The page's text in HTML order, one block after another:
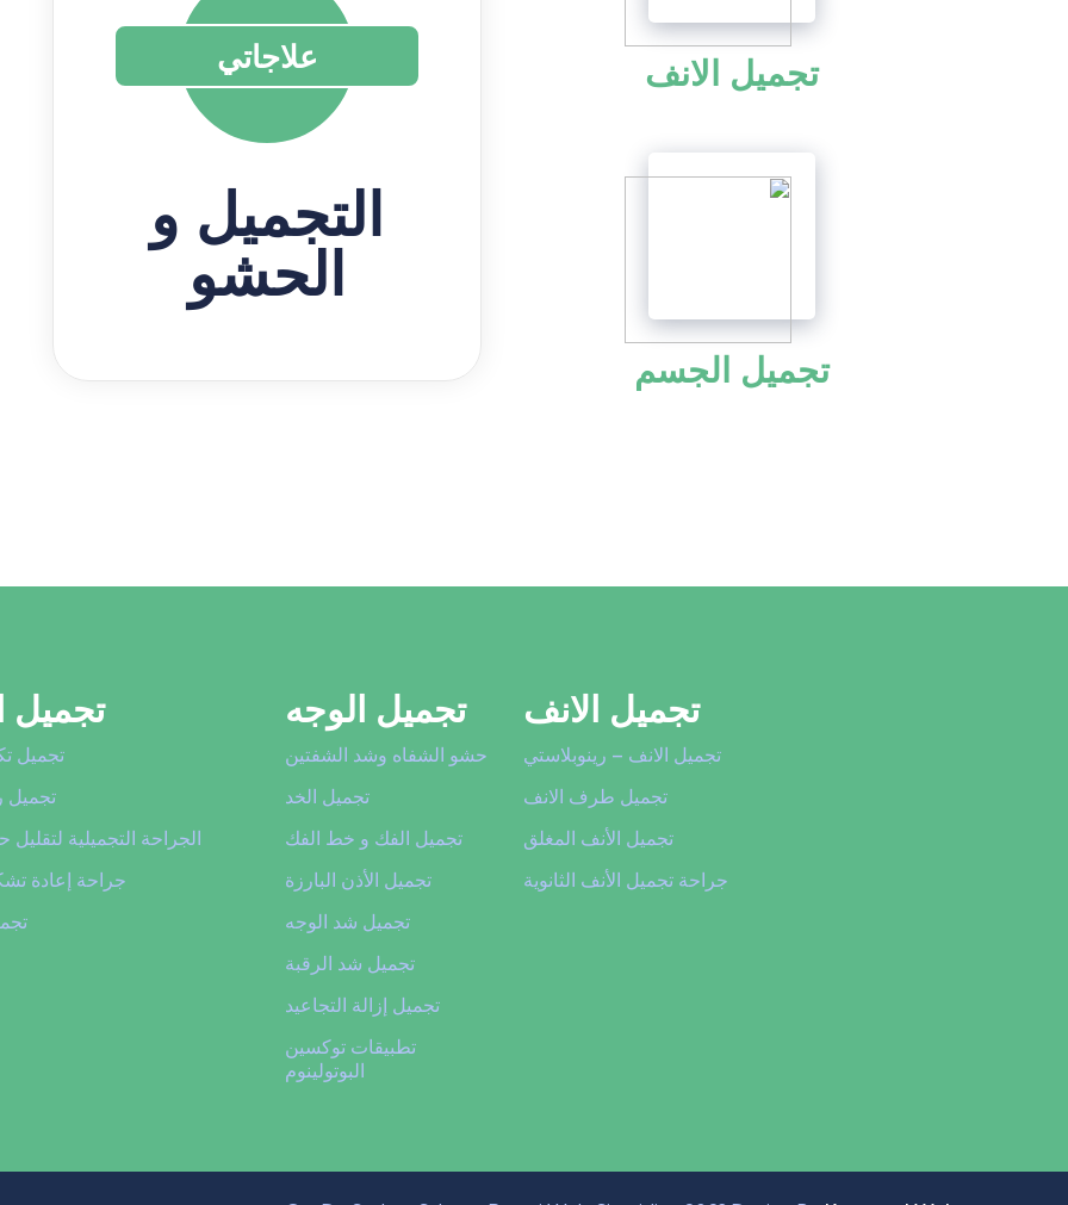
تجميل الانف
تجميل الجسم
علاجاتي
التجميل و
الحشو
تجميل الانف
تجميل الانف – رينوبلاستي
تجميل طرف الانف
تجميل الأنف المغلق
جراحة تجميل الأنف الثانوية
تجميل الوجه
حشو الشفاه وشد الشفتين
تجميل الخد
تجميل الفك و خط الفك
تجميل الأذن البارزة
تجميل شد الوجه
تجميل شد الرقبة
تجميل إزالة التجاعيد
تطبيقات توكسين
البوتولينوم
تجميل
تجميل
تجميل
الجراحة التجميلية
جراحة إعادة